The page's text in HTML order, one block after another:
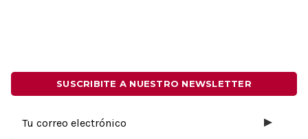
SUSCRIBITE A NUESTRO NEWSLETTER